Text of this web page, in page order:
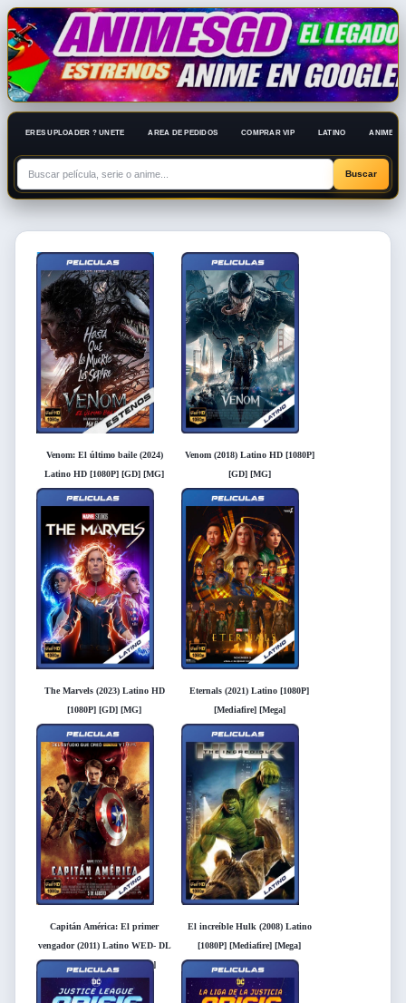
ERES UPLOADER ? UNETE AREA DE PEDIDOS COMPRAR VIP LATINO ANIME
Venom: El último baile (2024)
Latino HD [1080P] [GD] [MG]
Venom (2018) Latino HD [1080P]
[GD] [MG]
The Marvels (2023) Latino HD
[1080P] [GD] [MG]
Eternals (2021) Latino [1080P]
[Mediafire] [Mega]
Capitán América: El primer
vengador (2011) Latino WED- DL
[1080P] [Mediafire] [Mega]
El increíble Hulk (2008) Latino
[1080P] [Mediafire] [Mega]